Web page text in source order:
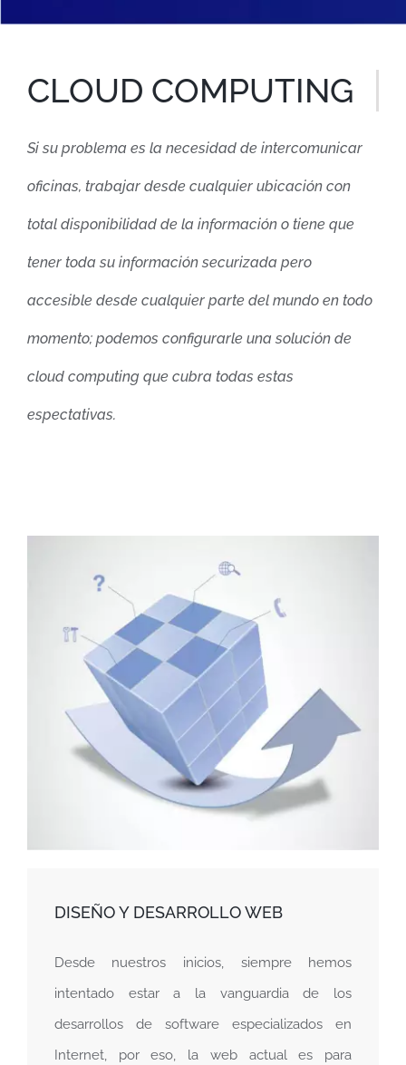
CLOUD COMPUTING
Si su problema es la necesidad de intercomunicar
oficinas, trabajar desde cualquier ubicación con
total disponibilidad de la información o tiene que
tener toda su información securizada pero
accesible desde cualquier parte del mundo en todo
momento; podemos configurarle una solución de
cloud computing que cubra todas estas
espectativas.
DISEÑO Y DESARROLLO WEB
Desde nuestros inicios, siempre hemos
intentado estar a la vanguardia de los
desarrollos de software especializados en
Internet, por eso, la web actual es para